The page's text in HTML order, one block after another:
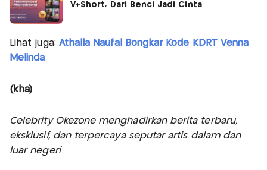
V+Short, Dari Benci Jadi Cinta
Lihat juga: Athalla Naufal Bongkar Kode KDRT Venna
Melinda
(kha)
Celebrity Okezone menghadirkan berita terbaru,
eksklusif, dan terpercaya seputar artis dalam dan
luar negeri